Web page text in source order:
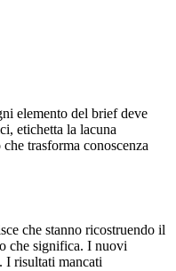
elemento del brief deve
etichetta la lacuna
trasforma conoscenza
che stanno ricostruendo il
che significa. I nuovi
I risultati mancati